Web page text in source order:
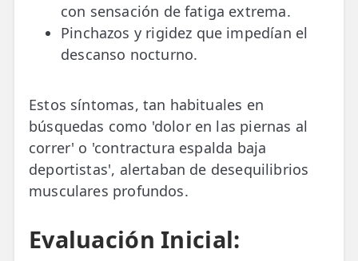
con sensación de fatiga extrema.
Pinchazos y rigidez que impedían el
descanso nocturno.
Estos síntomas, tan habituales en
búsquedas como 'dolor en las piernas al
correr' o 'contractura espalda baja
deportistas', alertaban de desequilibrios
musculares profundos.
Evaluación Inicial: